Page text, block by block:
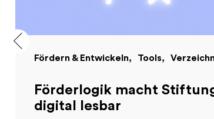
Fördern & Entwickeln Tools
Förderlogik macht
digital lesbar